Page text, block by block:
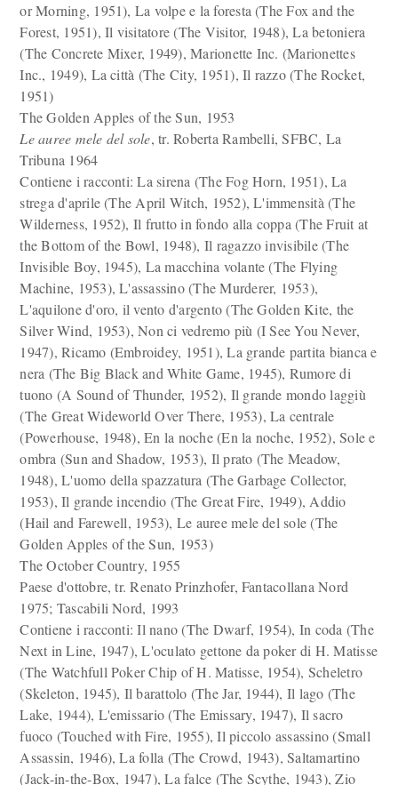
or Morning, 1951), La volpe e la foresta (The Fox and the
Forest, 1951), Il visitatore (The Visitor, 1948), La betoniera
(The Concrete Mixer, 1949), Marionette Inc. (Marionettes
Inc., 1949), La città (The City, 1951), Il razzo (The Rocket,
1951)
The Golden Apples of the Sun, 1953
Le auree mele del sole, tr. Roberta Rambelli, SFBC, La
Tribuna 1964
Contiene i racconti: La sirena (The Fog Horn, 1951), La
strega d'aprile (The April Witch, 1952), L'immensità (The
Wilderness, 1952), Il frutto in fondo alla coppa (The Fruit at
the Bottom of the Bowl, 1948), Il ragazzo invisibile (The
Invisible Boy, 1945), La macchina volante (The Flying
Machine, 1953), L'assassino (The Murderer, 1953),
L'aquilone d'oro, il vento d'argento (The Golden Kite, the
Silver Wind, 1953), Non ci vedremo più (I See You Never,
1947), Ricamo (Embroidey, 1951), La grande partita bianca e
nera (The Big Black and White Game, 1945), Rumore di
tuono (A Sound of Thunder, 1952), Il grande mondo laggiù
(The Great Wideworld Over There, 1953), La centrale
(Powerhouse, 1948), En la noche (En la noche, 1952), Sole e
ombra (Sun and Shadow, 1953), Il prato (The Meadow,
1948), L'uomo della spazzatura (The Garbage Collector,
1953), Il grande incendio (The Great Fire, 1949), Addio
(Hail and Farewell, 1953), Le auree mele del sole (The
Golden Apples of the Sun, 1953)
The October Country, 1955
Paese d'ottobre, tr. Renato Prinzhofer, Fantacollana Nord
1975; Tascabili Nord, 1993
Contiene i racconti: Il nano (The Dwarf, 1954), In coda (The
Next in Line, 1947), L'oculato gettone da poker di H. Matisse
(The Watchfull Poker Chip of H. Matisse, 1954), Scheletro
(Skeleton, 1945), Il barattolo (The Jar, 1944), Il lago (The
Lake, 1944), L'emissario (The Emissary, 1947), Il sacro
fuoco (Touched with Fire, 1955), Il piccolo assassino (Small
Assassin, 1946), La folla (The Crowd, 1943), Saltamartino
(Jack-in-the-Box, 1947), La falce (The Scythe, 1943), Zio